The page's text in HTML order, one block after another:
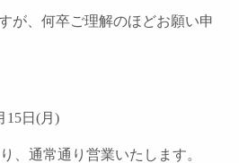
が、何卒ご理解のほどお願い申
15日(月)
、通常通り営業いたします。